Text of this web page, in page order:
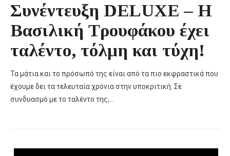
Συνέντευξη DELUXE – H
Βασιλική Τρουφάκου έχει
ταλέντο, τόλμη και τύχη!
Τα μάτια και το πρόσωπό της είναι από τα πιο εκφραστικά που
έχουμε δει τα τελευταία χρόνια στην υποκριτική. Σε
συνδυασμό με το ταλέντο της,…